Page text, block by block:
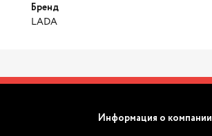
Бренд
LADA
Информация о компании